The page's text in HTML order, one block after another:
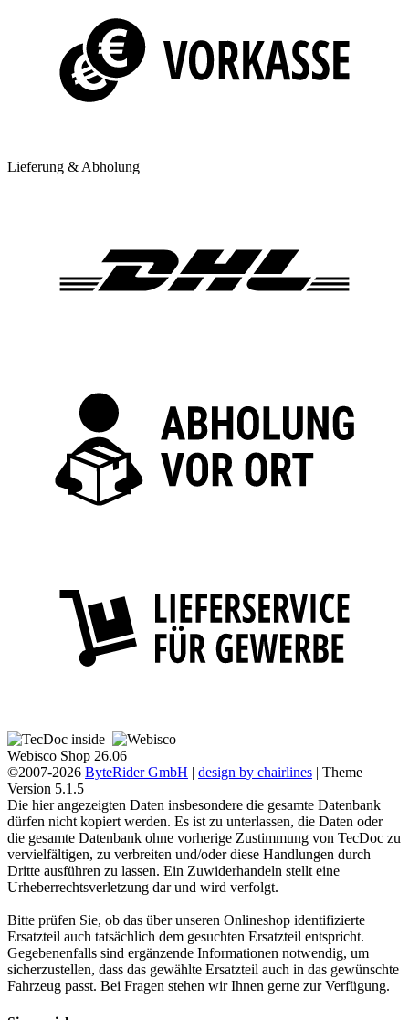
Lieferung & Abholung
Webisco Shop 26.06
©2007-2026 ByteRider GmbH | design by chairlines | Theme
Version 5.1.5
Die hier angezeigten Daten insbesondere die gesamte Datenbank
dürfen nicht kopiert werden. Es ist zu unterlassen, die Daten oder
die gesamte Datenbank ohne vorherige Zustimmung von TecDoc zu
vervielfältigen, zu verbreiten und/oder diese Handlungen durch
Dritte ausführen zu lassen. Ein Zuwiderhandeln stellt eine
Urheberrechtsverletzung dar und wird verfolgt.
Bitte prüfen Sie, ob das über unseren Onlineshop identifizierte
Ersatzteil auch tatsächlich dem gesuchten Ersatzteil entspricht.
Gegebenenfalls sind ergänzende Informationen notwendig, um
sicherzustellen, dass das gewählte Ersatzteil auch in das gewünschte
Fahrzeug passt. Bei Fragen stehen wir Ihnen gerne zur Verfügung.